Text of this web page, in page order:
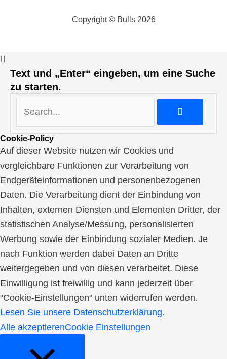
Copyright © Bulls 2026
Text und „Enter“ eingeben, um eine Suche
zu starten.
Cookie-Policy
Auf dieser Website nutzen wir Cookies und
vergleichbare Funktionen zur Verarbeitung von
Endgeräteinformationen und personenbezogenen
Daten. Die Verarbeitung dient der Einbindung von
Inhalten, externen Diensten und Elementen Dritter, der
statistischen Analyse/Messung, personalisierten
Werbung sowie der Einbindung sozialer Medien. Je
nach Funktion werden dabei Daten an Dritte
weitergegeben und von diesen verarbeitet. Diese
Einwilligung ist freiwillig und kann jederzeit über
"Cookie-Einstellungen" unten widerrufen werden.
Lesen Sie unsere Datenschutzerklärung.
Alle akzeptierenCookie Einstellungen